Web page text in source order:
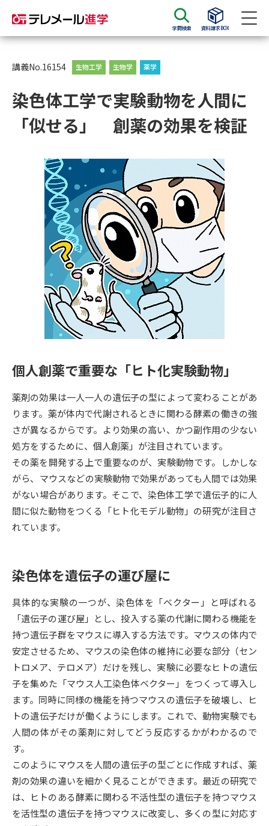
学問検索 資料請求BOX
資料請求
大学・短大の資料種類から請求
総合型選抜・学校推薦型選抜 募
集要項＆願書
大学入学共通テスト利用選抜の
募集要項＆願書
大学・短大以外の資料から請求
専門学校の資料請求 大学院の資料請求
留学・進学関連、塾・予備校
大学入学共通テスト「受験案
内」の請求
大学入学共通テスト「受験上の
配慮案内」の請求
高等学校卒業程度認定試験
幼稚園教員資格認定試験 小学校教員資格認定試験
高等学校（情報）教員資格認定
試験
大学研究 大学検索
大学で学べる内容や特徴を調べる
新増設大学・学部・学科特集
デジタルパンフレット 進路の３択
新学年スタート号特集ページ
（高3生用）
新学年スタート号特集ページ
（高2生用）
SELFBRAND特集ページ
オープンキャンパスなどを調べる
オープンキャンパス検索 実施プログラムから探す
来場型・Web型イベント特集 夢ナビライブ
受験準備 資料検索
講義No.16154 生物工学 生物学 薬学
染色体工学で実験動物を人間に
「似せる」 創薬の効果を検証
個人創薬で重要な「ヒト化実験動物」
薬剤の効果は一人一人の遺伝子の型によって変わることがあ
ります。薬が体内で代謝されるときに関わる酵素の働きの強
さが異なるからです。より効果の高い、かつ副作用の少ない
処方をするために、個人創薬」が注目されています。
その薬を開発する上で重要なのが、実験動物です。しかしな
がら、マウスなどの実験動物で効果があっても人間では効果
がない場合があります。そこで、染色体工学で遺伝子的に人
間に似た動物をつくる「ヒト化モデル動物」の研究が注目さ
れています。
染色体を遺伝子の運び屋に
具体的な実験の一つが、染色体を「ベクター」と呼ばれる
「遺伝子の運び屋」とし、投入する薬の代謝に関わる機能を
持つ遺伝子群をマウスに導入する方法です。マウスの体内で
安定させるため、マウスの染色体の維持に必要な部分（セン
トロメア、テロメア）だけを残し、実験に必要なヒトの遺伝
子を集めた「マウス人工染色体ベクター」をつくって導入し
ます。同時に同様の機能を持つマウスの遺伝子を破壊し、ヒ
トの遺伝子だけが働くようにします。これで、動物実験でも
人間の体がその薬剤に対してどう反応するかがわかるので
す。
このようにマウスを人間の遺伝子の型ごとに作成すれば、薬
剤の効果の違いを細かく見ることができます。最近の研究で
は、ヒトのある酵素に関わる不活性型の遺伝子を持つマウス
を活性型の遺伝子を持つマウスに改変し、多くの型に対応す